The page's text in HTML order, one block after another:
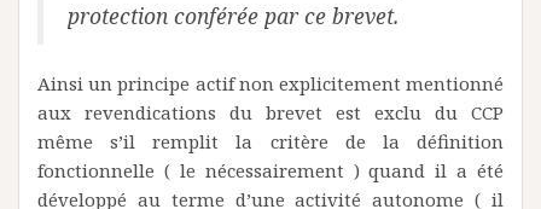
protection conférée par ce brevet.
Ainsi un principe actif non explicitement mentionné
aux revendications du brevet est exclu du CCP
même s’il remplit la critère de la définition
fonctionnelle ( le nécessairement ) quand il a été
développé au terme d’une activité autonome ( il